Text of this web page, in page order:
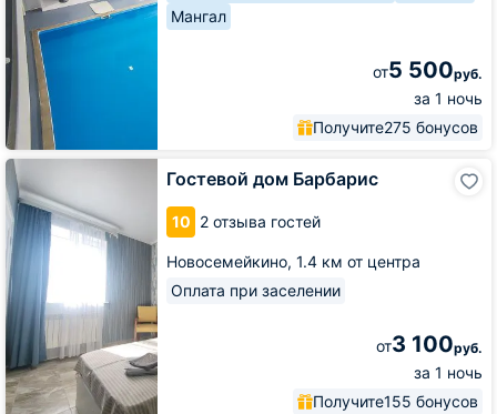
Мангал
от5 500руб.
за 1 ночь
Получите275 бонусов
Гостевой дом Барбарис
10 2 отзыва гостей
Новосемейкино, 1.4 км от центра
Оплата при заселении
от3 100руб.
за 1 ночь
Получите155 бонусов
Гостевой
дом
Барбарис